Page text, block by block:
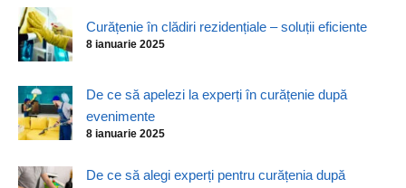
Curățenie în clădiri rezidențiale – soluții eficiente
8 ianuarie 2025
De ce să apelezi la experți în curățenie după
evenimente
8 ianuarie 2025
De ce să alegi experți pentru curățenia după